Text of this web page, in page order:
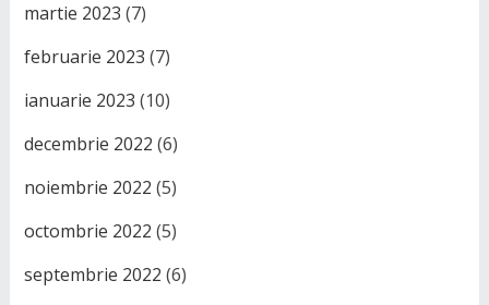
martie 2023 (7)
februarie 2023 (7)
ianuarie 2023 (10)
decembrie 2022 (6)
noiembrie 2022 (5)
octombrie 2022 (5)
septembrie 2022 (6)